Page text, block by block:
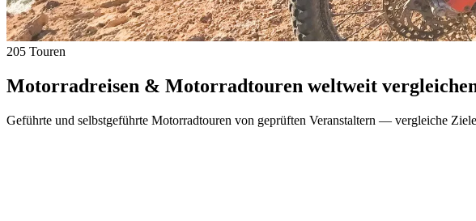
205 Touren
Motorradreisen & Motorradtouren weltweit
Geführte und selbstgeführte Motorradtouren von geprüften Veranstaltern — vergleiche